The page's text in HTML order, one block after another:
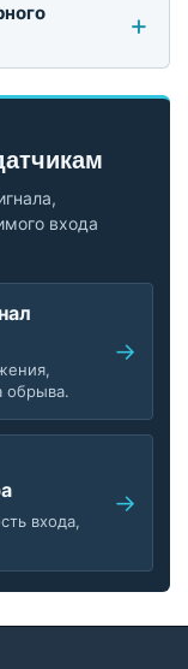
входа
обрыва.
входа,